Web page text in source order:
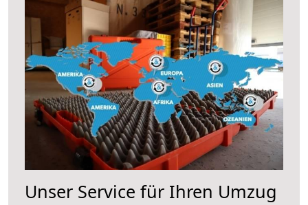
Unser Service für Ihren Umzug